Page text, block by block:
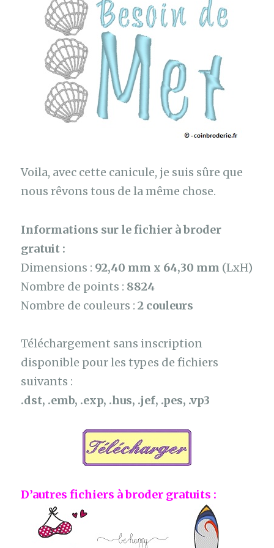
Voila, avec cette canicule, je suis sûre que
nous rêvons tous de la même chose.
Informations sur le fichier à broder
gratuit :
Dimensions : 92,40 mm x 64,30 mm (LxH)
Nombre de points : 8824
Nombre de couleurs :2 couleurs
Téléchargement sans inscription
disponible pour les types de fichiers
suivants :
.dst, .emb, .exp, .hus, .jef, .pes, .vp3
D’autres fichiers à broder gratuits :